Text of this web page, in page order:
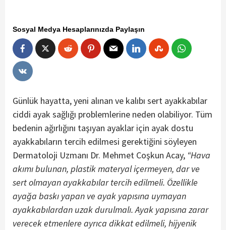
Sosyal Medya Hesaplarınızda Paylaşın
Günlük hayatta, yeni alınan ve kalıbı sert ayakkabılar
ciddi ayak sağlığı problemlerine neden olabiliyor. Tüm
bedenin ağırlığını taşıyan ayaklar için ayak dostu
ayakkabıların tercih edilmesi gerektiğini söyleyen
Dermatoloji Uzmanı Dr. Mehmet Coşkun Acay, “Hava
akımı bulunan, plastik materyal içermeyen, dar ve
sert olmayan ayakkabılar tercih edilmeli. Özellikle
ayağa baskı yapan ve ayak yapısına uymayan
ayakkabılardan uzak durulmalı. Ayak yapısına zarar
verecek etmenlere ayrıca dikkat edilmeli, hijyenik